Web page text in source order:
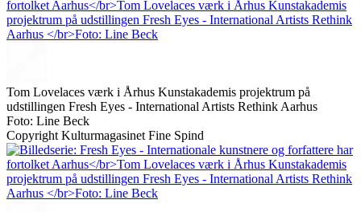
Tom Lovelaces værk i Århus Kunstakademis projektrum på
udstillingen Fresh Eyes - International Artists Rethink Aarhus
Foto: Line Beck
Copyright Kulturmagasinet Fine Spind